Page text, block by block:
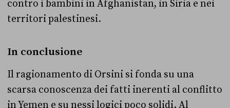
contro i bambini in Afghanistan, in Siria e nei
territori palestinesi.
In conclusione
Il ragionamento di Orsini si fonda su una
scarsa conoscenza dei fatti inerenti al conflitto
in Yemen e su nessi logici poco solidi. Al